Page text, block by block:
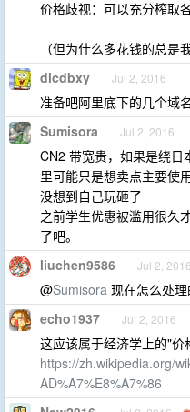
价格歧视：可以充分榨取
（但为什么多花钱的总是
dlcdbxy Jul 2, 2016
准备吧阿里底下的几个域
Sumisora Jul 2, 2016
CN2 带宽贵，如果是绕日
里可能只是想卖点主要使
没想到自己玩砸了
之前学生优惠被滥用很久
了吧。
liuchen9586 Jul 2, 2016
@Sumisora 现在怎么处理
echo1937 Jul 2, 2016
这应该属于经济学上的"价
https://zh.wikipedia.org/
AD%A7%E8%A7%86